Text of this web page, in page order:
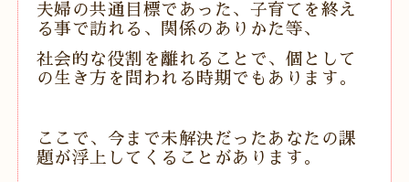
夫婦の共通目標であった、子育てを終え
る事で訪れる、関係のありかた等、
社会的な役割を離れることで、個として
の生き方を問われる時期でもあります。
ここで、今まで未解決だったあなたの課
題が浮上してくることがあります。